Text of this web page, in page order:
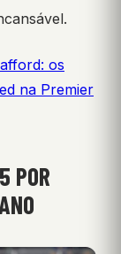
os
na Premier
POR